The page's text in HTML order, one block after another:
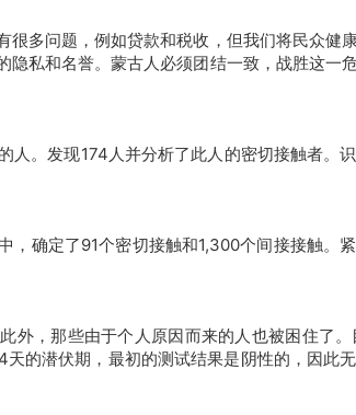
多问题，例如贷款和税收，但我们将民众健
私和名誉。蒙古人必须团结一致，战胜这
。发现174人并分析了此人的密切接触者。
确定了91个密切接触和1,300个间接接触。
，那些由于个人原因而来的人也被困住了
的潜伏期，最初的测试结果是阴性的，因此